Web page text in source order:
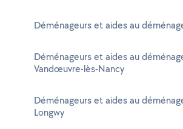
Déménageurs et aides au
Déménageurs et aides au
Vandœuvre-lès-Nancy
Déménageurs et aides au
Longwy